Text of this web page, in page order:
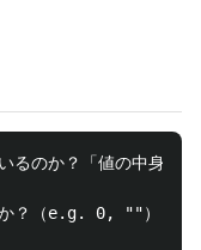
のか？「値の中身」
か？（e.g. 0, ""）